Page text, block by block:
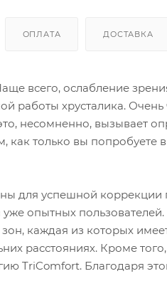
ОПЛАТА ДОСТАВКА
всего, ослабление
работы хрусталика. Очень
несомненно, вызывает
как только вы попробуете
для успешной
опытных
каждая из которых
расстояниях. Кроме
TriComfort. Благодаря